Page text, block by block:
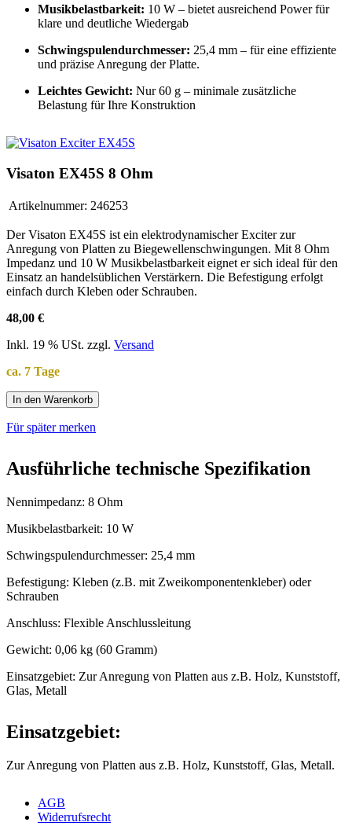
Musikbelastbarkeit: 10 W – bietet ausreichend Power für
klare und deutliche Wiedergab
Schwingspulendurchmesser: 25,4 mm – für eine effiziente
und präzise Anregung der Platte.
Leichtes Gewicht: Nur 60 g – minimale zusätzliche
Belastung für Ihre Konstruktion
Visaton EX45S 8 Ohm
Artikelnummer: 246253
Der Visaton EX45S ist ein elektrodynamischer Exciter zur
Anregung von Platten zu Biegewellenschwingungen. Mit 8 Ohm
Impedanz und 10 W Musikbelastbarkeit eignet er sich ideal für den
Einsatz an handelsüblichen Verstärkern. Die Befestigung erfolgt
einfach durch Kleben oder Schrauben.
48,00 €
Inkl. 19 % USt. zzgl. Versand
ca. 7 Tage
In den Warenkorb
Für später merken
Ausführliche technische Spezifikation
Nennimpedanz: 8 Ohm
Musikbelastbarkeit: 10 W
Schwingspulendurchmesser: 25,4 mm
Befestigung: Kleben (z.B. mit Zweikomponentenkleber) oder
Schrauben
Anschluss: Flexible Anschlussleitung
Gewicht: 0,06 kg (60 Gramm)
Einsatzgebiet: Zur Anregung von Platten aus z.B. Holz, Kunststoff,
Glas, Metall
Einsatzgebiet:
Zur Anregung von Platten aus z.B. Holz, Kunststoff, Glas, Metall.
AGB
Widerrufsrecht